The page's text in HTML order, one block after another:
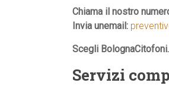
Chiama il nostro
Invia unemail:
Scegli
Servizi